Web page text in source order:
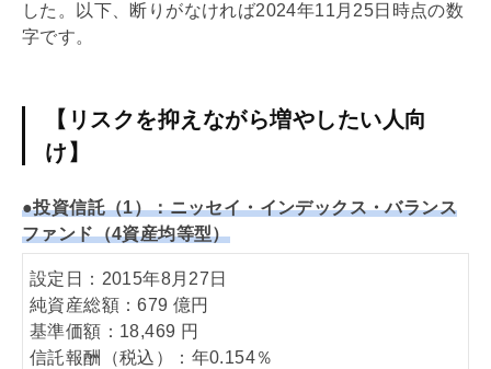
した。以下、断りがなければ2024年11月25日時点の数
字です。
【リスクを抑えながら増やしたい人向
け】
●投資信託（1）：ニッセイ・インデックス・バランス
ファンド（4資産均等型）
設定日：2015年8月27日
純資産総額：679 億円
基準価額：18,469 円
信託報酬（税込）：年0.154％